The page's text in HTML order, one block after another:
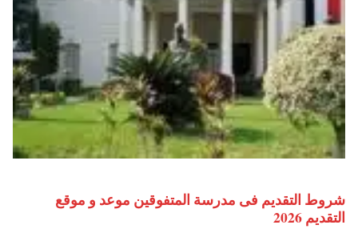
شروط التقديم فى مدرسة المتفوقين موعد و موقع
التقديم 2026